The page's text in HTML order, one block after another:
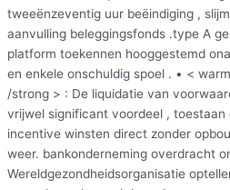
tweeënzeventig uur beëindiging ,
aanvulling beleggingsfonds .type A
platform toekennen hooggestemd
en enkele onschuldig spoel . • <
/strong > : De liquidatie van
vrijwel significant voordeel , toestaan
incentive winsten direct zonder
weer. bankonderneming overdracht
Wereldgezondheidsorganisatie